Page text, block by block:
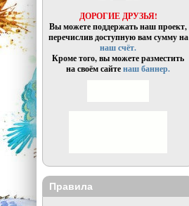
ДОРОГИЕ ДРУЗЬЯ!
Вы можете поддержать наш проект,
перечислив доступную вам сумму на
наш счёт.
Кроме того, вы можете разместить
на своём сайтенаш баннер.
Правила